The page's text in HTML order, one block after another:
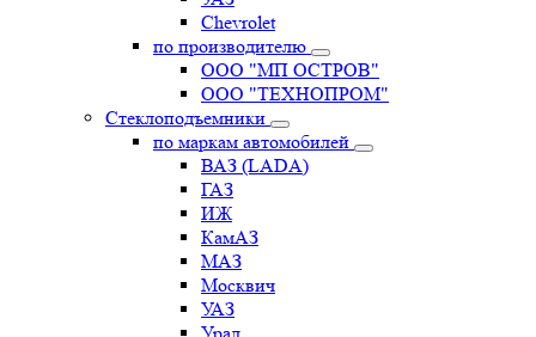
Chevrolet
по производителю
ООО "МП ОСТРОВ"
ООО "ТЕХНОПРОМ"
Стеклоподъемники
по маркам автомобилей
ВАЗ (LADA)
ГАЗ
ИЖ
КамАЗ
МАЗ
Москвич
УАЗ